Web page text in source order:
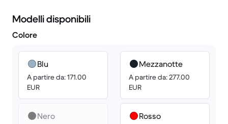
Modelli disponibili
Colore
Blu
A partire da: 171.00
EUR
Nero
Mezzanotte
A partire da: 277.00
EUR
Rosso